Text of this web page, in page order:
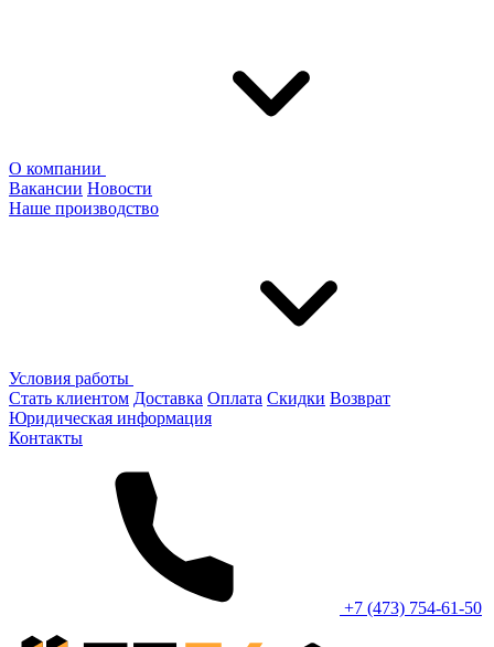
О компании
Вакансии Новости
Наше производство
Условия работы
Стать клиентом Доставка Оплата Скидки Возврат
Юридическая информация
Контакты
+7 (473) 754-61-50